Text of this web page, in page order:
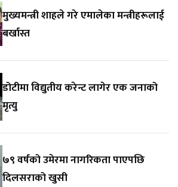
मुख्यमन्त्री शाहले गरे एमालेका मन्त्रीहरूलाई
बर्खास्त
डोटीमा विद्युतीय करेन्ट लागेर एक जनाको
मृत्यु
७९ वर्षको उमेरमा नागरिकता पाएपछि
दिलसराको खुसी